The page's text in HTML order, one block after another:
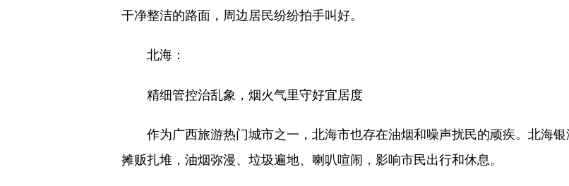
干净整洁的路面，周边居民纷纷拍手叫好。
北海：
精细管控治乱象，烟火气里守好宜居度
作为广西旅游热门城市之一，北海市也存在油烟和噪声扰民的顽疾。北海
摊贩扎堆，油烟弥漫、垃圾遍地、喇叭喧闹，影响市民出行和休息。